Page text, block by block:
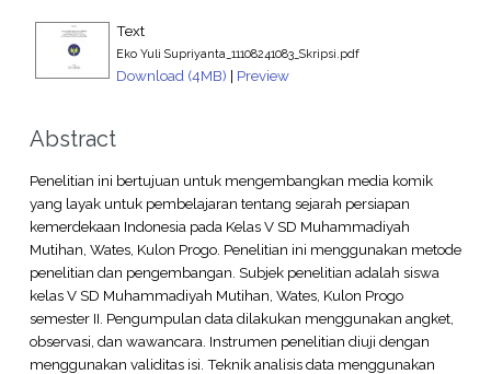
Text
Eko Yuli Supriyanta_11108241083_Skripsi.pdf
Download (4MB) | Preview
Abstract
Penelitian ini bertujuan untuk mengembangkan media komik
yang layak untuk pembelajaran tentang sejarah persiapan
kemerdekaan Indonesia pada Kelas V SD Muhammadiyah
Mutihan, Wates, Kulon Progo. Penelitian ini menggunakan metode
penelitian dan pengembangan. Subjek penelitian adalah siswa
kelas V SD Muhammadiyah Mutihan, Wates, Kulon Progo
semester II. Pengumpulan data dilakukan menggunakan angket,
observasi, dan wawancara. Instrumen penelitian diuji dengan
menggunakan validitas isi. Teknik analisis data menggunakan